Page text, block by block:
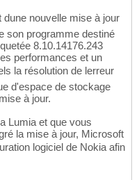
nouvelle mise à jour
son programme destiné
8.10.14176.243
performances et un
la résolution de lerreur
d'espace de stockage
à jour.
Lumia et que vous
la mise à jour, Microsoft
logiciel de Nokia afin